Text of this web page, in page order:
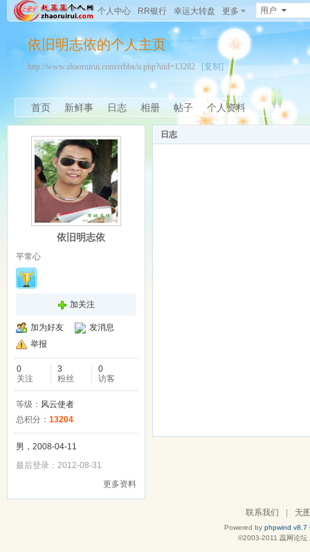
个人中心 RR银行 幸运大转盘 更多 用户
依旧明志依的个人主页
http://www.zhaoruirui.com/rrbbs/u.php?uid=13282 [复制]
首页 新鲜事 日志 相册 帖子 个人资料
依旧明志依
平常心
加关注
加为好友
发消息
举报
0
关注
3
粉丝
0
访客
等级： 风云使者
总积分： 13204
男，2008-04-11
最后登录：2012-08-31
更多资料
日志
联系我们 无
Powered by phpwind v8.7
©2003-2011 蕊网论坛